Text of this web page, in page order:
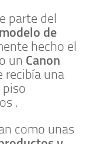
parte del
modelo de
hecho el
un Canon
recibía una
piso
.
como unas